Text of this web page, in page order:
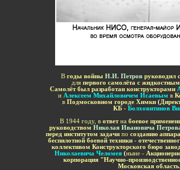
Вгоды войныН.И. Петров руководил
для первого самолёта с
Самолёт был разработан конструкторами
и Алексеем Михайловичем Исаевым в
в Подмосковном городе Химки (
КБ - Болховитинов
В 1944 году, в ответна боевое
руководством Николая Ивановича
перед институтом задачи по созданию
беспилотной боевой техники -
коллективом Конструкторского бюро
Николаевича Челомея (ныне -
корпорация "Научно-
Московская область